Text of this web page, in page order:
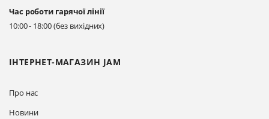
ІНТЕРНЕТ-МАГАЗИН JAM
Про нас
Новини
Час роботи гарячої лінії
10:00 - 18:00 (без вихідних)